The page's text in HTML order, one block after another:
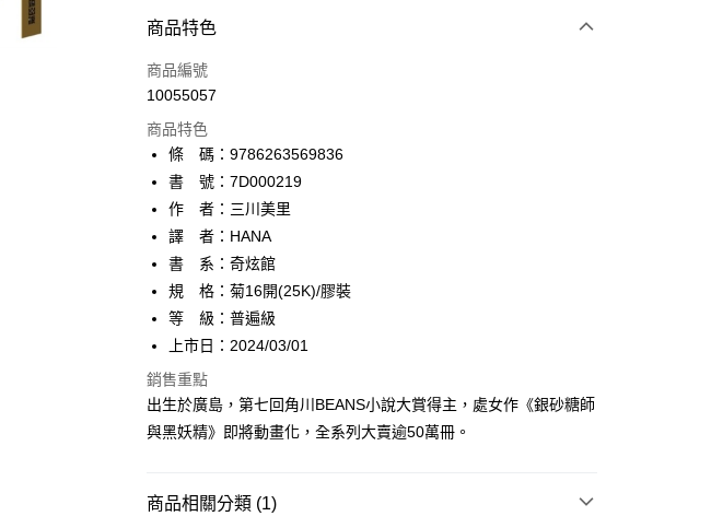
付款方式
信用卡一次付款
AFTEE先享後付
相關說明
AFTEE先享後付是「在收到商品之後才付款」的支付方式。 讓您購物簡單
便利好安心！
１．簡單：不需註冊會員、不需綁卡、不需儲值。
２．便利：只要手機號碼，簡訊認證，即可結帳。
３．安心：先確認商品／服務後，再付款。
１．於結帳方式選擇「AFTEE先享後付」後，將跳轉至「AFTEE先享後
付」結帳頁面，進行簡訊認證並確認金額後，即可完成結帳。
２．訂單成立數日內，您將收到繳費通知簡訊。
３．收到繳費通知簡訊後14天內，點擊此簡訊中的連結，可透過四大超商
／ATM／網路銀行／等多元方式進行付款，方視為交易完成。
※ 交易是否成功請以「AFTEE先享後付 」之結帳頁面顯示為準，若有關於
ATM付款
運送方式
全家取貨付款
每筆NT$80，滿NT$500(含以上)免運費
付款後全家取貨
每筆NT$80，滿NT$500(含以上)免運費
每筆NT$80，滿NT$500(含以上)免運費
商品特色
商品編號
10055057
商品特色
條 碼：9786263569836
書 號：7D000219
作 者：三川美里
譯 者：HANA
書 系：奇炫館
規 格：菊16開(25K)/膠裝
等 級：普遍級
上市日：2024/03/01
銷售重點
出生於廣島，第七回角川BEANS小說大賞得主，處女作《銀砂糖師
與黑妖精》即將動畫化，全系列大賣逾50萬冊。
商品相關分類 (1)